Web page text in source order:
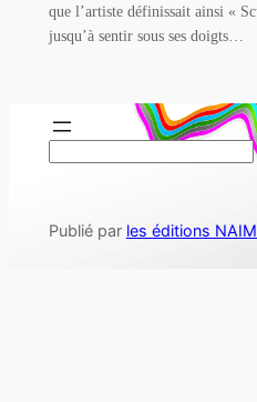
que l’artiste définissait ainsi «
jusqu’à sentir sous ses doigts…
h
Publié par les éditions